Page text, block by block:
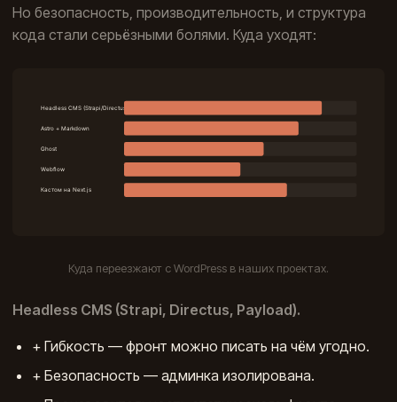
Но безопасность, производительность, и структура
кода стали серьёзными болями. Куда уходят:
Куда переезжают с WordPress в наших проектах.
Headless CMS (Strapi, Directus, Payload).
+ Гибкость — фронт можно писать на чём угодно.
+ Безопасность — админка изолирована.